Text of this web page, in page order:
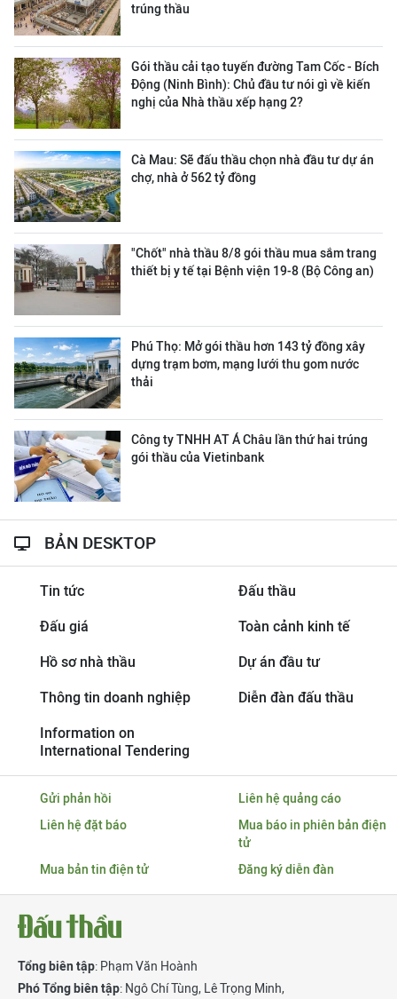
trúng thầu
Gói thầu cải tạo tuyến đường Tam Cốc - Bích
Động (Ninh Bình): Chủ đầu tư nói gì về kiến
nghị của Nhà thầu xếp hạng 2?
Cà Mau: Sẽ đấu thầu chọn nhà đầu tư dự án
chợ, nhà ở 562 tỷ đồng
"Chốt" nhà thầu 8/8 gói thầu mua sắm trang
thiết bị y tế tại Bệnh viện 19-8 (Bộ Công an)
Phú Thọ: Mở gói thầu hơn 143 tỷ đồng xây
dựng trạm bơm, mạng lưới thu gom nước
thải
Công ty ΤΝΗΗ ΑΤ Á Châu lần thứ hai trúng
gói thầu của Vietinbank
BẢN DESKTOP
Tin tức Đấu thầu
Đấu giá Toàn cảnh kinh tế
Hồ sơ nhà thầu Dự án đầu tư
Thông tin doanh nghiệp Diễn đàn đấu thầu
Information on
International Tendering
Gửi phản hồi
Liên hệ quảng cáo
Liên hệ đặt báo
Mua báo in phiên bản điện
tử
Mua bản tin điện tử
Đăng ký diễn đàn
Tổng biên tập: Phạm Văn Hoành
Phó Tổng biên tập: Ngô Chí Tùng, Lê Trọng Minh,